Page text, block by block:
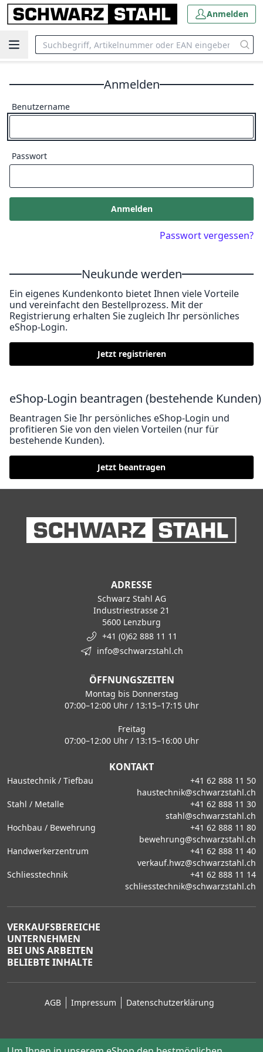
Anmelden
Anmelden
Benutzername
Passwort
Anmelden
Passwort vergessen?
Neukunde werden
Ein eigenes Kundenkonto bietet Ihnen viele Vorteile
und vereinfacht den Bestellprozess. Mit der
Registrierung erhalten Sie zugleich Ihr persönliches
eShop-Login.
Jetzt registrieren
eShop-Login beantragen (bestehende Kunden)
Beantragen Sie Ihr persönliches eShop-Login und
profitieren Sie von den vielen Vorteilen (nur für
bestehende Kunden).
Jetzt beantragen
ADRESSE
Schwarz Stahl AG
Industriestrasse 21
5600 Lenzburg
+41 (0)62 888 11 11
info@schwarzstahl.ch
ÖFFNUNGSZEITEN
Montag bis Donnerstag
07:00–12:00 Uhr / 13:15–17:15 Uhr
Freitag
07:00–12:00 Uhr / 13:15–16:00 Uhr
KONTAKT
Haustechnik / Tiefbau
+41 62 888 11 50
haustechnik@schwarzstahl.ch
Stahl / Metalle
+41 62 888 11 30
stahl@schwarzstahl.ch
Hochbau / Bewehrung
+41 62 888 11 80
bewehrung@schwarzstahl.ch
Handwerkerzentrum
+41 62 888 11 40
verkauf.hwz@schwarzstahl.ch
Schliesstechnik
+41 62 888 11 14
schliesstechnik@schwarzstahl.ch
VERKAUFSBEREICHE
UNTERNEHMEN
BEI UNS ARBEITEN
BELIEBTE INHALTE
AGB Impressum Datenschutzerklärung